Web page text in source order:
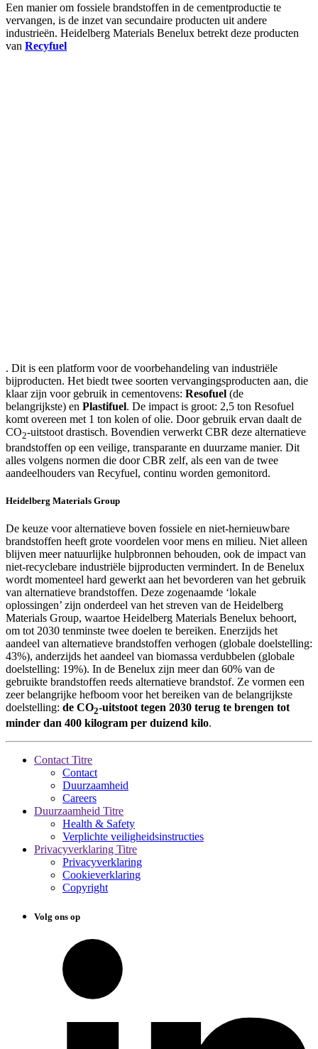
Een manier om fossiele brandstoffen in de cementproductie te
vervangen, is de inzet van secundaire producten uit andere
industrieën. Heidelberg Materials Benelux betrekt deze producten
van Recyfuel
. Dit is een platform voor de voorbehandeling van industriële
bijproducten. Het biedt twee soorten vervangingsproducten aan, die
klaar zijn voor gebruik in cementovens: Resofuel (de
belangrijkste) en Plastifuel. De impact is groot: 2,5 ton Resofuel
komt overeen met 1 ton kolen of olie. Door gebruik ervan daalt de
CO2-uitstoot drastisch. Bovendien verwerkt CBR deze alternatieve
brandstoffen op een veilige, transparante en duurzame manier. Dit
alles volgens normen die door CBR zelf, als een van de twee
aandeelhouders van Recyfuel, continu worden gemonitord.
Heidelberg Materials Group
De keuze voor alternatieve boven fossiele en niet-hernieuwbare
brandstoffen heeft grote voordelen voor mens en milieu. Niet alleen
blijven meer natuurlijke hulpbronnen behouden, ook de impact van
niet-recyclebare industriële bijproducten vermindert. In de Benelux
wordt momenteel hard gewerkt aan het bevorderen van het gebruik
van alternatieve brandstoffen. Deze zogenaamde ‘lokale
oplossingen’ zijn onderdeel van het streven van de Heidelberg
Materials Group, waartoe Heidelberg Materials Benelux behoort,
om tot 2030 tenminste twee doelen te bereiken. Enerzijds het
aandeel van alternatieve brandstoffen verhogen (globale doelstelling:
43%), anderzijds het aandeel van biomassa verdubbelen (globale
doelstelling: 19%). In de Benelux zijn meer dan 60% van de
gebruikte brandstoffen reeds alternatieve brandstof. Ze vormen een
zeer belangrijke hefboom voor het bereiken van de belangrijkste
doelstelling: de CO2-uitstoot tegen 2030 terug te brengen tot
minder dan 400 kilogram per duizend kilo.
Contact Titre
Contact
Duurzaamheid
Careers
Duurzaamheid Titre
Health & Safety
Verplichte veiligheidsinstructies
Privacyverklaring Titre
Privacyverklaring
Cookieverklaring
Copyright
Volg ons op